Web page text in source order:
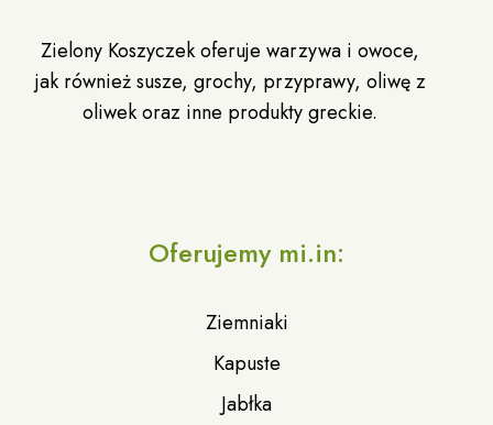
Zielony Koszyczek oferuje warzywa i owoce,
jak również susze, grochy, przyprawy, oliwę z
oliwek oraz inne produkty greckie.
Oferujemy mi.in:
Ziemniaki
Kapuste
Jabłka